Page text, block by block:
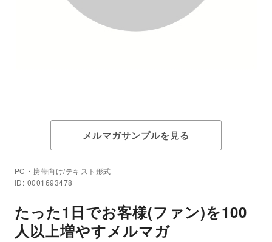
メルマガサンプルを見る
PC・携帯向け/テキスト形式
ID: 0001693478
たった1日でお客様(ファン)を100
人以上増やすメルマガ